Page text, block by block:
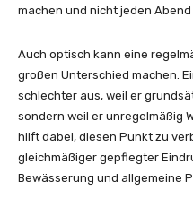
machen und nicht jeden
Auch optisch kann eine
großen Unterschied machen.
schlechter aus, weil er
sondern weil er unregelmäßig
hilft dabei, diesen Punkt zu
gleichmäßiger gepflegter
Bewässerung und allgemeine